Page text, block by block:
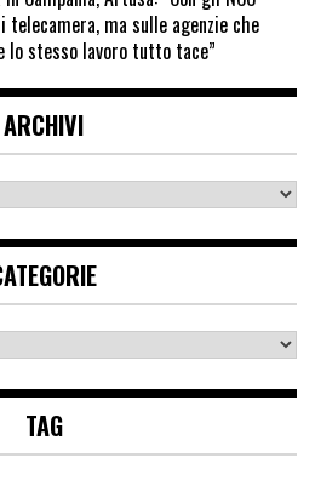
telecamera, ma sulle agenzie che
lo stesso lavoro tutto tace”
ARCHIVI
TAG